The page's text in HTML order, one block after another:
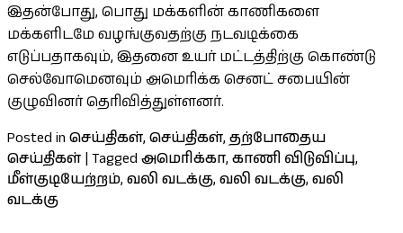
இதன்போது, பொது மக்களின் காணிகளை
மக்களிடமே வழங்குவதற்கு நடவடிக்கை
எடுப்பதாகவும், இதனை உயர் மட்டத்திற்கு கொண்டு
செல்வோமெனவும் அமெரிக்க செனட் சபையின்
குழுவினர் தெரிவித்துள்ளனர்.
Posted in செய்திகள், செய்திகள், தற்போதைய
செய்திகள் | Tagged அமெரிக்கா, காணி விடுவிப்பு,
மீள்குடியேற்றம், வலி வடக்கு, வலி வடக்கு, வலி
வடக்கு